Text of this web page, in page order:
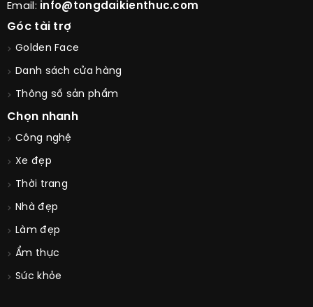
Email: info@tongdaikienthuc.com
Góc tài trợ
Golden Face
Danh sách cửa hàng
Thông số sản phẩm
Chọn nhanh
Công nghệ
Xe đẹp
Thời trang
Nhà đẹp
Làm đẹp
Ẩm thực
Sức khỏe